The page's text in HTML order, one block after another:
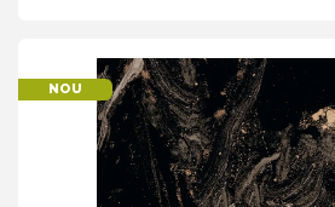
NOU